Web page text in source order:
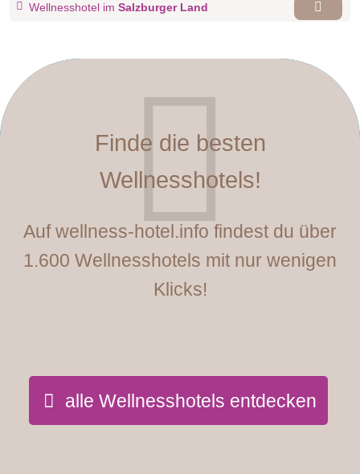
Wellnesshotel im Salzburger Land
Finde die besten
Wellnesshotels!
Auf wellness-hotel.info findest du über
1.600 Wellnesshotels mit nur wenigen
Klicks!
alle Wellnesshotels entdecken